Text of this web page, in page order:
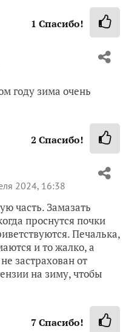
1 Спасибо!
году зима очень
2 Спасибо!
2024, 16:38
часть. Замазать
проснутся почки
Печалька,
и то жалко, а
застрахован от
на зиму, чтобы
7Спасибо!